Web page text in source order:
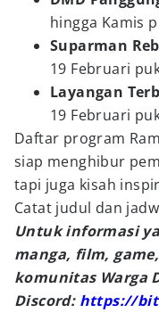
hingga Kamis
Suparman
19 Februari
Layangan
19 Februari
Daftar program
siap menghibur
tapi juga kisah
Catat judul dan
Untuk informasi
manga, film,
komunitas Warga
Discord: https://